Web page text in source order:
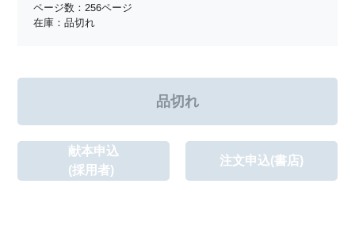
ページ数：256ページ
在庫：品切れ
献本申込
(採用者)
注文申込(書店)